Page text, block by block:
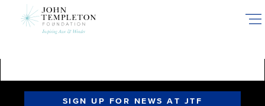
SIGN UP FOR NEWS AT JTF